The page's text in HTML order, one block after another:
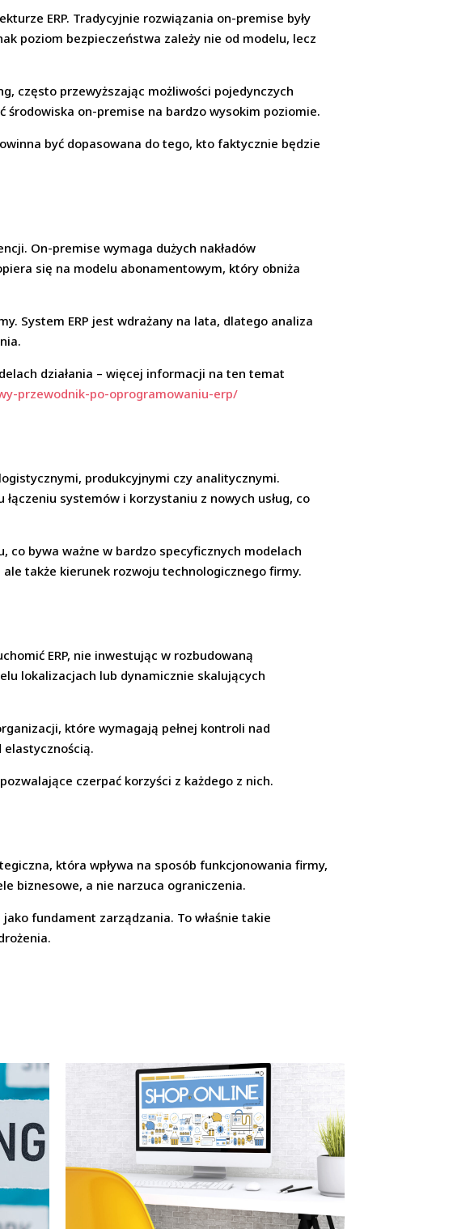
ERP. Tradycyjnie rozwiązania on-premise były
poziom bezpieczeństwa zależy nie od modelu, lecz
często przewyższając możliwości pojedynczych
środowiska on-premise na bardzo wysokim poziomie.
być dopasowana do tego, kto faktycznie będzie
On-premise wymaga dużych nakładów
się na modelu abonamentowym, który obniża
System ERP jest wdrażany na lata, dlatego analiza
działania – więcej informacji na ten temat
przewodnik-po-oprogramowaniu-erp/
produkcyjnymi czy analitycznymi.
systemów i korzystaniu z nowych usług, co
co bywa ważne w bardzo specyficznych modelach
także kierunek rozwoju technologicznego firmy.
ERP, nie inwestując w rozbudowaną
lokalizacjach lub dynamicznie skalujących
które wymagają pełnej kontroli nad
elastycznością.
czerpać korzyści z każdego z nich.
która wpływa na sposób funkcjonowania firmy,
biznesowe, a nie narzuca ograniczenia.
fundament zarządzania. To właśnie takie